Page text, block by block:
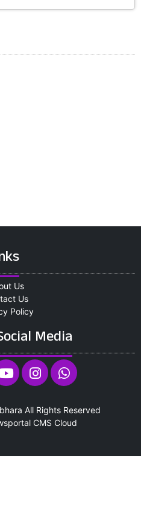
Us
Us
Policy
Media
All Rights Reserved
CMS Cloud